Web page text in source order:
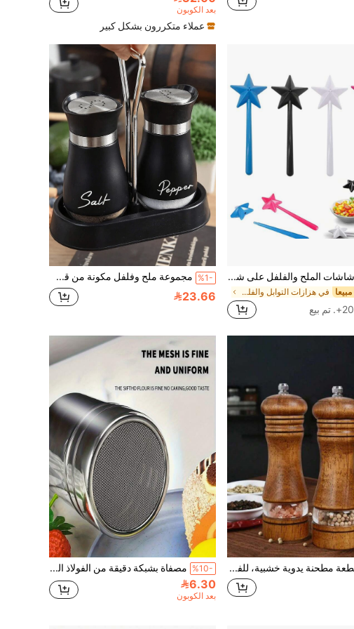
بعد الكوبون
عملاء متكررون بشكل كبير
زوج من رشاشات الملح والفلفل على شكل عصا سحرية قطعة واحدة، رشاشات عصا ملونة، رشاشات ملح وفلفل جميلة، هدية مطبخ جميلة، رشاشات ملح وفلفل ، هدايا ممتعة، هدايا مضحكة، أدوات مطبخ جميلة
في هزازات التوابل والفلفل
20+. تم بيع
%1- مجموعة ملح وفلفل مكونة من قطعتين، زجاجة التتبيل، وعاء البهارات الزجاجي، زجاجة بهارات جذابة للنزهات الخارجية والشواء، بألوان عشوائية (لا يشمل الحامل)
23.66
1 قطعة مطحنة يدوية خشبية، للفلفل والسمسم والكمون والملح البحري والفلفل السيشواني، مع قلب طحن، متوفرة بأحجام متعددة، مطحنة توابل الفلفل لطاولة المطعم، أداة صغيرة مناسبة لتوابل المطبخ. %10- مصفاة بشبكة دقيقة من الفولاذ المقاوم للصدأ مع غطاء ، 1/2 قطع - موزع بودرة السكر والكاكاو والقهوة والقرفة للخبز والطهي ، أداة مطبخ غير مشحونة للاستخدام المنزلي والمطعم
6.30
بعد الكوبون